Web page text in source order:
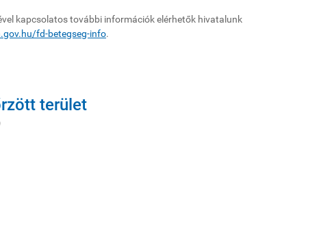
kapcsolatos további információk elérhetők hivatalunk
fd-betegseg-info.
terület